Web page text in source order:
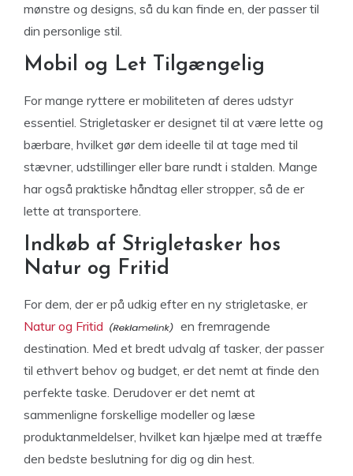
mønstre og designs, så du kan finde en, der passer til
din personlige stil.
Mobil og Let Tilgængelig
For mange ryttere er mobiliteten af deres udstyr
essentiel. Strigletasker er designet til at være lette og
bærbare, hvilket gør dem ideelle til at tage med til
stævner, udstillinger eller bare rundt i stalden. Mange
har også praktiske håndtag eller stropper, så de er
lette at transportere.
Indkøb af Strigletasker hos
Natur og Fritid
For dem, der er på udkig efter en ny strigletaske, er
Natur og Fritid
en fremragende
destination. Med et bredt udvalg af tasker, der passer
til ethvert behov og budget, er det nemt at finde den
perfekte taske. Derudover er det nemt at
sammenligne forskellige modeller og læse
produktanmeldelser, hvilket kan hjælpe med at træffe
den bedste beslutning for dig og din hest.